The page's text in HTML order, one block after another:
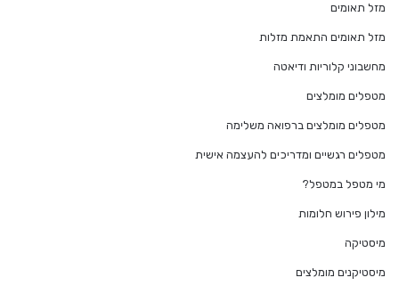
מזל תאומים
מזל תאומים התאמת מזלות
מחשבוני קלוריות ודיאטה
מטפלים מומלצים
מטפלים מומלצים ברפואה משלימה
מטפלים רגשיים ומדריכים להעצמה אישית
מי מטפל במטפל?
מילון פירוש חלומות
מיסטיקה
מיסטיקנים מומלצים